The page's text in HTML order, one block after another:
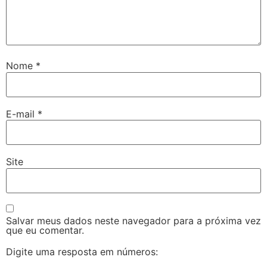
Nome *
E-mail *
Site
Salvar meus dados neste navegador para a próxima vez
que eu comentar.
Digite uma resposta em números: